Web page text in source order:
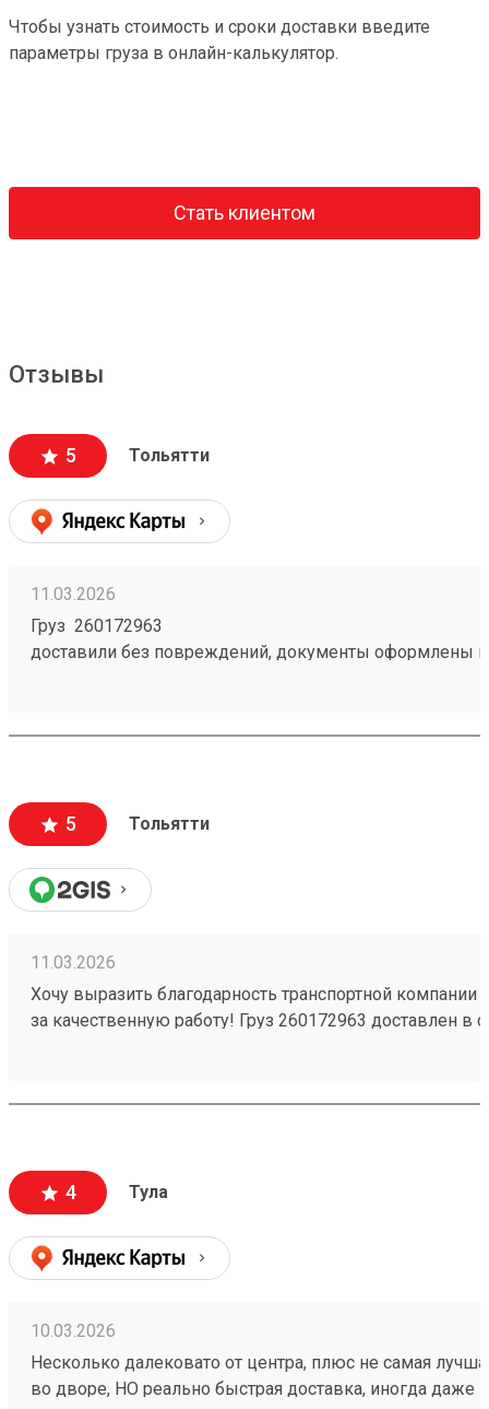
Чтобы узнать стоимость и сроки доставки введите
параметры груза в онлайн-калькулятор.
Стать клиентом
Отзывы
5 Тольятти
11.03.2026
Груз 260172963
доставили без повреждений, документы оформлены
5 Тольятти
11.03.2026
Хочу выразить благодарность транспортной компании
за качественную работу! Груз 260172963 доставлен в
4 Тула
10.03.2026
Несколько далековато от центра, плюс не самая
во дворе, НО реально быстрая доставка, иногда даже